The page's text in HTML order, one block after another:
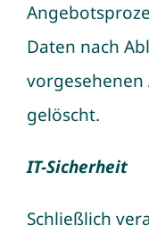
Daten nach
gelöscht.
IT-Sicherheit
Schließlich